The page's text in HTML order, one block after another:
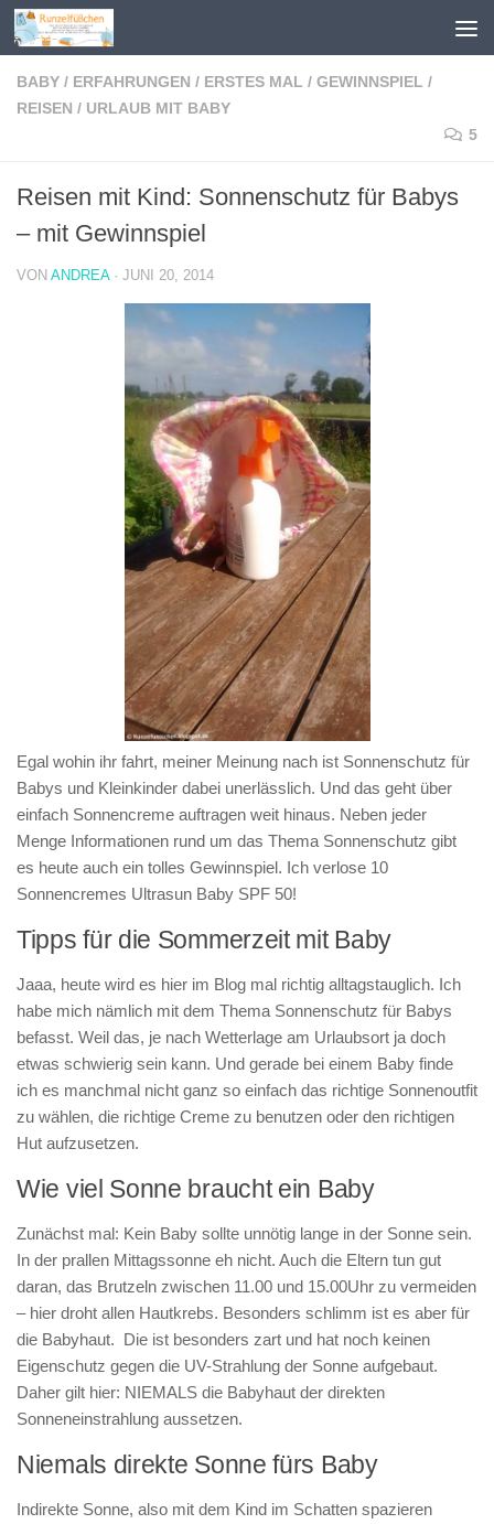
Zum Inhalt springen
BABY / ERFAHRUNGEN / ERSTES MAL / GEWINNSPIEL /
REISEN / URLAUB MIT BABY
5
Reisen mit Kind: Sonnenschutz für Babys
– mit Gewinnspiel
VON ANDREA · JUNI 20, 2014
Egal wohin ihr fahrt, meiner Meinung nach ist Sonnenschutz für
Babys und Kleinkinder dabei unerlässlich. Und das geht über
einfach Sonnencreme auftragen weit hinaus. Neben jeder
Menge Informationen rund um das Thema Sonnenschutz gibt
es heute auch ein tolles Gewinnspiel. Ich verlose 10
Sonnencremes Ultrasun Baby SPF 50!
Tipps für die Sommerzeit mit Baby
Jaaa, heute wird es hier im Blog mal richtig alltagstauglich. Ich
habe mich nämlich mit dem Thema Sonnenschutz für Babys
befasst. Weil das, je nach Wetterlage am Urlaubsort ja doch
etwas schwierig sein kann. Und gerade bei einem Baby finde
ich es manchmal nicht ganz so einfach das richtige Sonnenoutfit
zu wählen, die richtige Creme zu benutzen oder den richtigen
Hut aufzusetzen.
Wie viel Sonne braucht ein Baby
Zunächst mal: Kein Baby sollte unnötig lange in der Sonne sein.
In der prallen Mittagssonne eh nicht. Auch die Eltern tun gut
daran, das Brutzeln zwischen 11.00 und 15.00Uhr zu vermeiden
– hier droht allen Hautkrebs. Besonders schlimm ist es aber für
die Babyhaut. Die ist besonders zart und hat noch keinen
Eigenschutz gegen die UV-Strahlung der Sonne aufgebaut.
Daher gilt hier: NIEMALS die Babyhaut der direkten
Sonneneinstrahlung aussetzen.
Niemals direkte Sonne fürs Baby
Indirekte Sonne, also mit dem Kind im Schatten spazieren